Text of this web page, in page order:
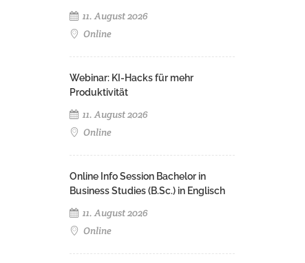
11. August 2026
Online
Webinar: KI-Hacks für mehr
Produktivität
11. August 2026
Online
Online Info Session Bachelor in
Business Studies (B.Sc.) in Englisch
11. August 2026
Online